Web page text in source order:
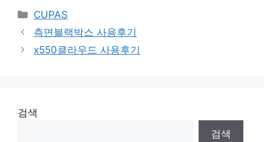
Categories
CUPAS
측면블랙박스 사용후기
x550클라우드 사용후기
검색
검색